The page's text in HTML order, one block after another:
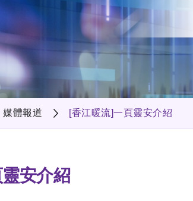
媒體報道 [香江暖流]一頁靈安介紹
安介紹